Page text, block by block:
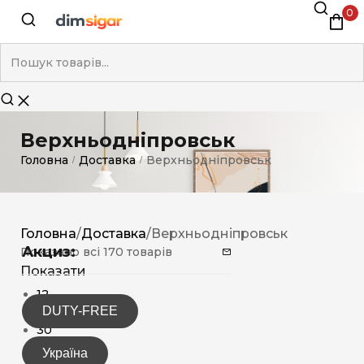
0
Верхньодніпровськ
Головна / Доставка / Верхньодніпровськ
Акциз:
DUTY-FREE
Україна
Головна/Доставка/Верхньодніпровськ
Показано всі 170 товарів
Показати
12
15
30